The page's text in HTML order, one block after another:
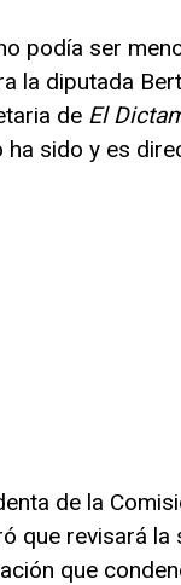
podía ser
la diputada
de El
ha sido y es
de la
que revisará la
que